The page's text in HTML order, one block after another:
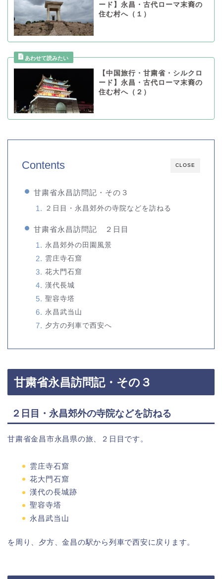
ード】永昌・古代ローマ末裔の
住む村へ（１）
【中国旅行・甘粛省・シルクロ
ード】永昌・古代ローマ末裔の
住む村へ（２）
CLOSE
Contents
甘粛省永昌訪問記・その３
２日目・永昌郊外の寺院などを訪ねる
甘粛省永昌訪問記 ２日目
永昌郊外の田園風景
雲庄寺石窟
花大門石窟
漢代長城
聖容寺塔
永昌武当山
夕方の列車で西安へ
甘粛省永昌訪問記・その３
２日目・永昌郊外の寺院などを訪ねる
甘粛省金昌市永昌県の旅、２日目です。
雲庄寺石窟
花大門石窟
漢代の長城跡
聖容寺塔
永昌武当山
を周り、夕方、金昌の駅から列車で西安に戻ります。